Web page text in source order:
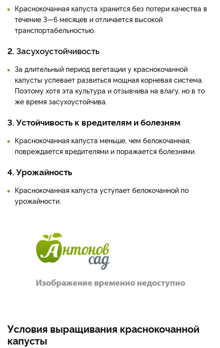
Краснокочанная капуста хранится без потери качества в
течение 3—6 месяцев и отличается высокой
транспортабельностью.
2. Засухоустойчивость
За длительный период вегетации у краснокочанной
капусты успевает развиться мощная корневая система.
Поэтому хотя эта культура и отзывчива на влагу, но в то
же время засухоустойчива.
3. Устойчивость к вредителям и болезням
Краснокочанная капуста меньше, чем белокочанная,
повреждается вредителями и поражается болезнями.
4. Урожайность
Краснокочанная капуста уступает белокочанной по
урожайности.
Условия выращивания краснокочанной
капусты